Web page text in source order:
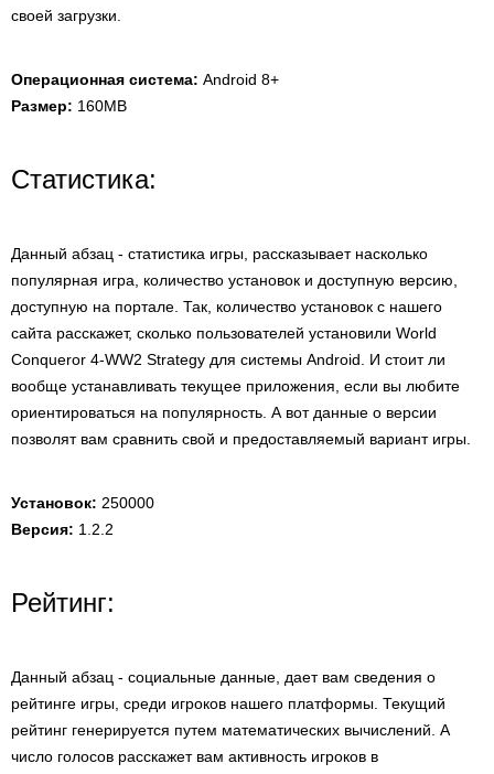
своей загрузки.
Операционная система: Android 8+
Размер: 160MB
Статистика:
Данный абзац - статистика игры, рассказывает насколько
популярная игра, количество установок и доступную версию,
доступную на портале. Так, количество установок с нашего
сайта расскажет, сколько пользователей установили World
Conqueror 4-WW2 Strategy для системы Android. И стоит ли
вообще устанавливать текущее приложения, если вы любите
ориентироваться на популярность. А вот данные о версии
позволят вам сравнить свой и предоставляемый вариант игры.
Установок: 250000
Версия: 1.2.2
Рейтинг:
Данный абзац - социальные данные, дает вам сведения о
рейтинге игры, среди игроков нашего платформы. Текущий
рейтинг генерируется путем математических вычислений. А
число голосов расскажет вам активность игроков в